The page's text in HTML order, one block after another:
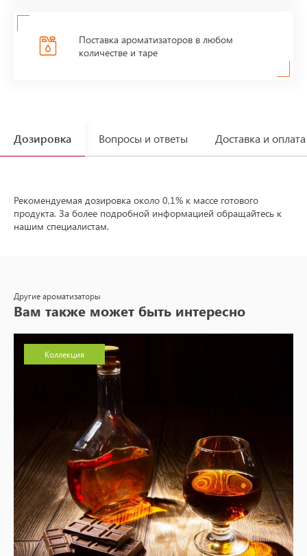
Поставка ароматизаторов в любом
количестве и таре
Дозировка Вопросы и ответы Доставка и оплата
Рекомендуемая дозировка около 0,1% к массе готового
продукта. За более подробной информацией обращайтесь к
нашим специалистам.
Другие ароматизаторы
Вам также может быть интересно
Коллекция